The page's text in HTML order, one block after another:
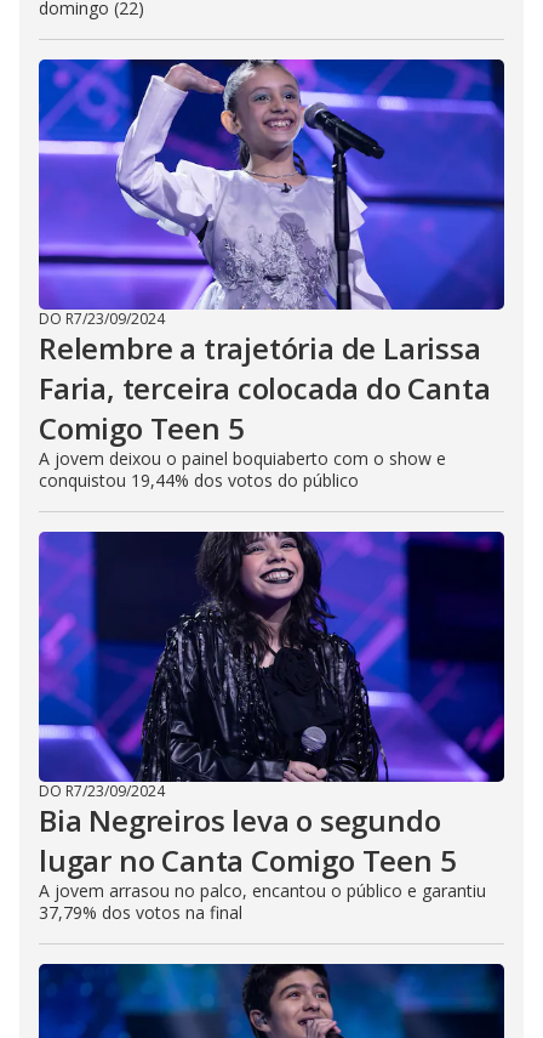
domingo (22)
DO R7/23/09/2024
Relembre a trajetória de Larissa
Faria, terceira colocada do Canta
Comigo Teen 5
A jovem deixou o painel boquiaberto com o show e
conquistou 19,44% dos votos do público
DO R7/23/09/2024
Bia Negreiros leva o segundo
lugar no Canta Comigo Teen 5
A jovem arrasou no palco, encantou o público e garantiu
37,79% dos votos na final